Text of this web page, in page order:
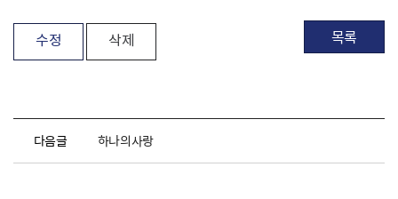
수정 삭제 목록
다음글 하나의사랑